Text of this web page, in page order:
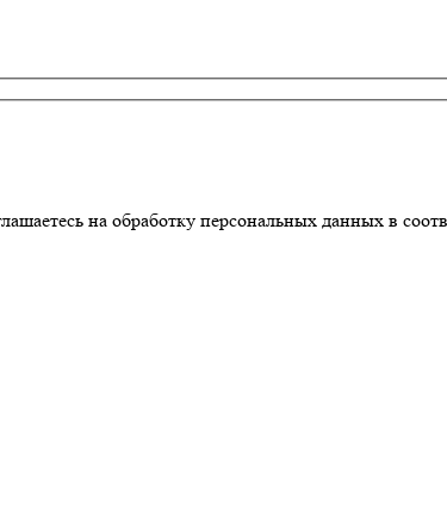
на обработку персональных данных в